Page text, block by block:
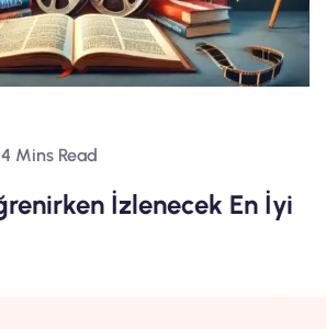
4 Mins Read
İzlenecek En İyi